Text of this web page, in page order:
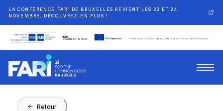
LA CONFÉRENCE FARI DE BRUXELLES REVIENT LES 23 ET 24
NOVEMBRE, DÉCOUVREZ-EN PLUS !
Retour